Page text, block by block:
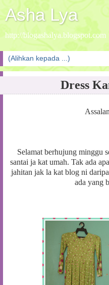
Asha Lya
http://blogashalya.blogspot.com
Dress
Selamat berhujung minggu
santai ja kat umah. Tak ada
jahitan jak la kat blog ni
ada yang